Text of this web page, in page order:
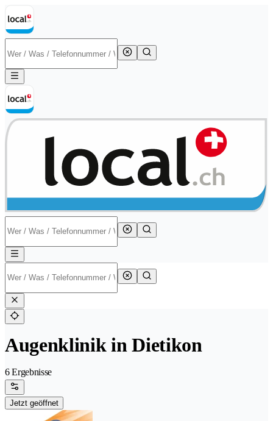
Augenklinik in Dietikon
6 Ergebnisse
Jetzt geöffnet